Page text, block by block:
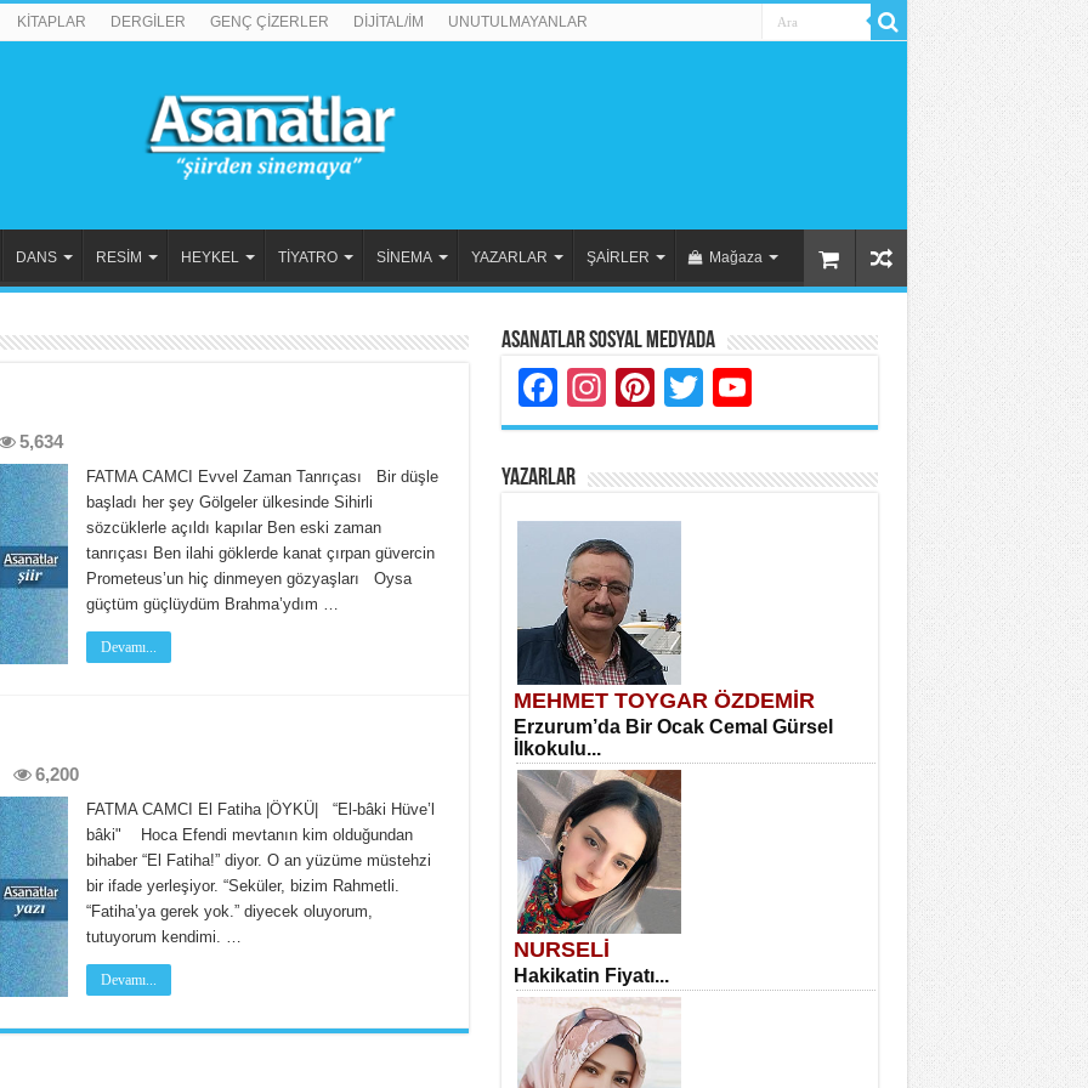
KİTAPLAR DERGİLER GENÇ ÇİZERLER DİJİTAL/İM UNUTULMAYANLAR
DANS RESİM HEYKEL TİYATRO SİNEMA YAZARLAR ŞAİRLER Mağaza
5,634
FATMA CAMCI Evvel Zaman Tanrıçası Bir düşle
başladı her şey Gölgeler ülkesinde Sihirli
sözcüklerle açıldı kapılar Ben eski zaman
tanrıçası Ben ilahi göklerde kanat çırpan güvercin
Prometeus’un hiç dinmeyen gözyaşları Oysa
güçtüm güçlüydüm Brahma’ydım …
Devamı...
6,200
FATMA CAMCI El Fatiha |ÖYKÜ| “El-bâki Hüve’l
bâki" Hoca Efendi mevtanın kim olduğundan
bihaber “El Fatiha!” diyor. O an yüzüme müstehzi
bir ifade yerleşiyor. “Seküler, bizim Rahmetli.
“Fatiha’ya gerek yok.” diyecek oluyorum,
tutuyorum kendimi. …
Devamı...
Asanatlar Sosyal Medyada
Facebook
Instagram
Pinterest
Twitter
YAZARLAR
MEHMET TOYGAR ÖZDEMİR
Erzurum’da Bir Ocak Cemal Gürsel
İlkokulu...
NURSELİ
Hakikatin Fiyatı...